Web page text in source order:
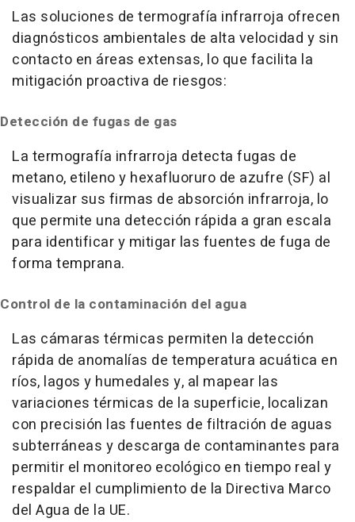
Las soluciones de termografía infrarroja ofrecen
diagnósticos ambientales de alta velocidad y sin
contacto en áreas extensas, lo que facilita la
mitigación proactiva de riesgos:
Detección de fugas de gas
La termografía infrarroja detecta fugas de
metano, etileno y hexafluoruro de azufre (SF) al
visualizar sus firmas de absorción infrarroja, lo
que permite una detección rápida a gran escala
para identificar y mitigar las fuentes de fuga de
forma temprana.
Control de la contaminación del agua
Las cámaras térmicas permiten la detección
rápida de anomalías de temperatura acuática en
ríos, lagos y humedales y, al mapear las
variaciones térmicas de la superficie, localizan
con precisión las fuentes de filtración de aguas
subterráneas y descarga de contaminantes para
permitir el monitoreo ecológico en tiempo real y
respaldar el cumplimiento de la Directiva Marco
del Agua de la UE.